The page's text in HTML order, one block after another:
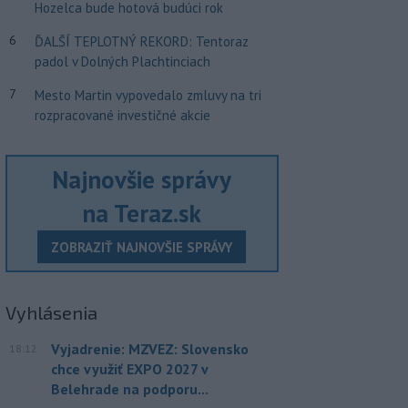
Hozelca bude hotová budúci rok
6
ĎALŠÍ TEPLOTNÝ REKORD: Tentoraz
padol v Dolných Plachtinciach
7
Mesto Martin vypovedalo zmluvy na tri
rozpracované investičné akcie
Najnovšie správy
na Teraz.sk
ZOBRAZIŤ NAJNOVŠIE SPRÁVY
Vyhlásenia
18:12
Vyjadrenie: MZVEZ: Slovensko
chce využiť EXPO 2027 v
Belehrade na podporu...